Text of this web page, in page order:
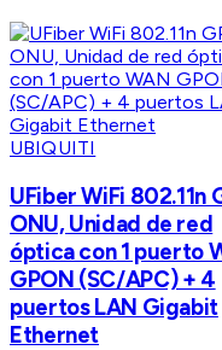
UBIQUITI
UFiber WiFi 802.11n
ONU, Unidad de red
óptica con 1 puerto
GPON (SC/APC) + 4
puertos LAN Gigabit
Ethernet